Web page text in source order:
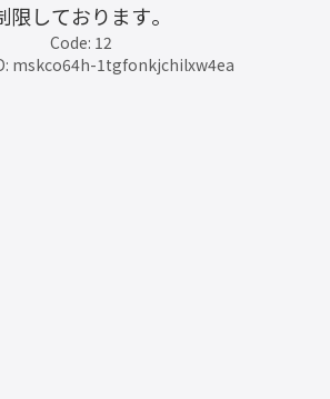
限しております。
Code: 12
mskco64h-1tgfonkjchilxw4ea